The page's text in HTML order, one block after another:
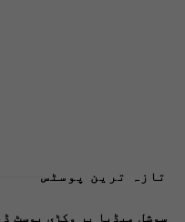
تازہ ترین پوسٹس
سوشل میڈیا پر وکڑی پوسٹ